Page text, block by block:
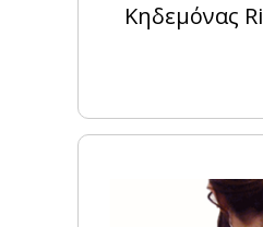
Κηδεμόνας